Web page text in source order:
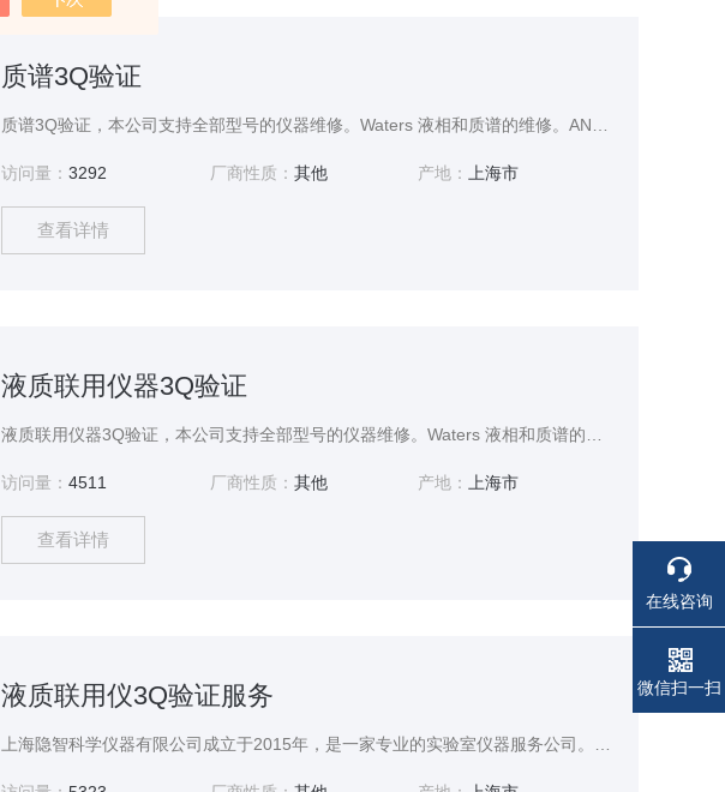
质谱3Q验证
访问量：3292 厂商性质： 其他 产地： 上海市
查看详情
液质联用仪器3Q验证
访问量：4511 厂商性质： 其他 产地： 上海市
查看详情
液质联用仪3Q验证服务
在线咨询
电话
电话
微信扫一扫